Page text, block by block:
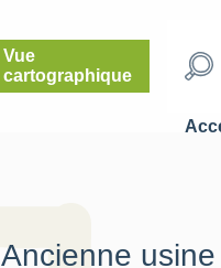
Vue
cartographique
Ancienne